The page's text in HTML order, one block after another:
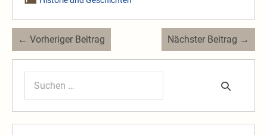
Beitragsnavigation
← Vorheriger Beitrag Nächster Beitrag →
Suchen